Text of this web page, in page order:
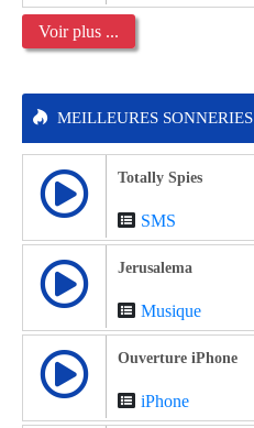
Voir plus ...
MEILLEURES SONNERIES
Totally Spies
SMS
Jerusalema
Musique
Ouverture iPhone
iPhone